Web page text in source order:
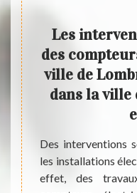
un
un
les
et
à lui.
Les
des
ville de
dans la ville
Des interventions
les installations
effet, des